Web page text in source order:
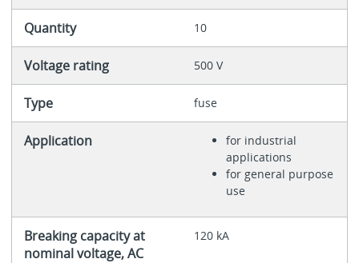
Quantity 10
Voltage rating 500 V
Type fuse
Application
for industrial
applications
for general purpose
use
Breaking capacity at
nominal voltage, AC
120 kA